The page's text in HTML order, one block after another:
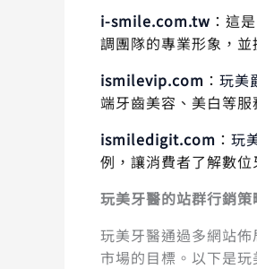
i-smile.com.tw ：這是
調團隊的專業形象，
ismilevip.com ： 玩美
端牙齒美容、美白等
ismiledigit.com ： 玩
例，讓消費者了解數
玩美牙醫的站群行銷
玩美牙醫通過多網站
市場的目標。以下是玩